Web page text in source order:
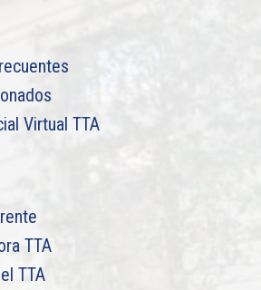
Virtual TTA
TTA
TTA